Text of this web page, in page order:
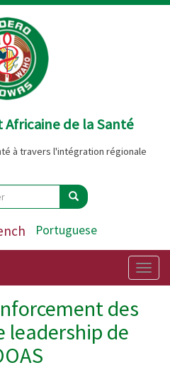
de la Santé
à travers l'intégration régionale
Rechercher
Portuguese
des
leadership de